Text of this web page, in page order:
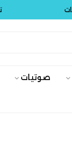
صوتيات